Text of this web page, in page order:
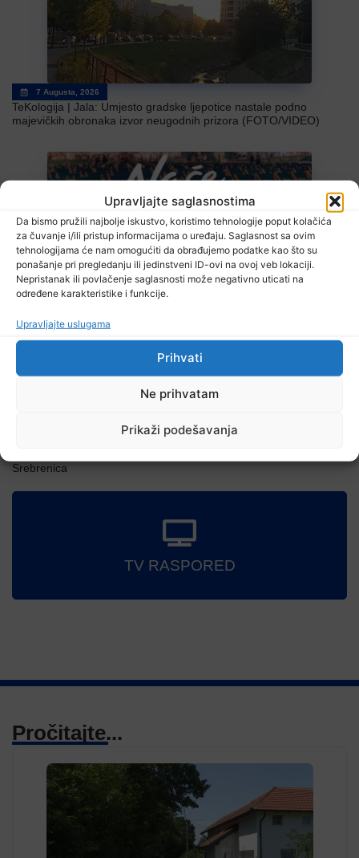
Upravljajte saglasnostima
Da bismo pružili najbolje iskustvo, koristimo tehnologije poput kolačića
za čuvanje i/ili pristup informacijama o uređaju. Saglasnost sa ovim
tehnologijama će nam omogućiti da obrađujemo podatke kao što su
ponašanje pri pregledanju ili jedinstveni ID-ovi na ovoj veb lokaciji.
Nepristanak ili povlačenje saglasnosti može negativno uticati na
određene karakteristike i funkcije.
Upravljajte uslugama
Prihvati
Ne prihvatam
Prikaži podešavanja
7 Augusta, 2026
TeKologija | Jala: Umjesto gradske ljepotice nastale podno
majevičkih obronaka izvor neugodnih prizora (FOTO/VIDEO)
7 Augusta, 2026
Sarajevo Film Festival
Srebrenica
TV RASPORED
Pročitajte...